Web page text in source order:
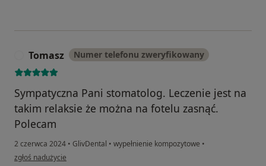
Tomasz Numer telefonu zweryfikowany
Sympatyczna Pani stomatolog. Leczenie jest na
takim relaksie że można na fotelu zasnąć.
Polecam
2 czerwca 2024 • GlivDental • wypełnienie kompozytowe •
w opinii użytkownika Tomasz
zgłoś nadużycie